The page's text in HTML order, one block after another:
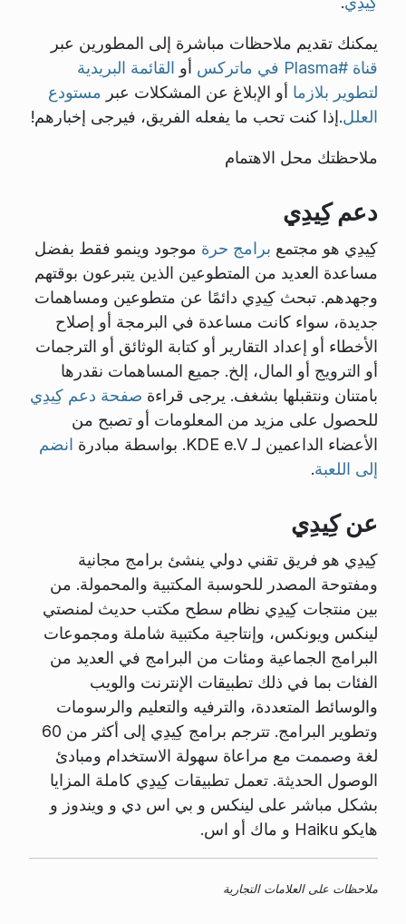
يمكنك تقديم ملاحظات مباشرة إلى المطورين عبر
قناة #Plasma في ماتركس
أو القائمة البريدية
لتطوير بلازما أو الإبلاغ عن المشكلات عبر مستودع
العلل.إذا كنت تحب ما يفعله الفريق، فيرجى إخبارهم!
ملاحظتك محل الاهتمام
دعم كِيدِي
كِيدِي هو مجتمع برامج حرة موجود وينمو فقط بفضل
مساعدة العديد من المتطوعين الذين يتبرعون بوقتهم
وجهدهم. تبحث كِيدِي دائمًا عن متطوعين ومساهمات
جديدة، سواء كانت مساعدة في البرمجة أو إصلاح
الأخطاء أو إعداد التقارير أو كتابة الوثائق أو الترجمات
أو الترويج أو المال، إلخ. جميع المساهمات نقدرها
بامتنان ونتقبلها بشغف. يرجى قراءة صفحة دعم كِيدِي
للحصول على مزيد من المعلومات أو تصبح من
الأعضاء الداعمين لـ KDE e.V. بواسطة مبادرة
انضم
إلى اللعبة.
عن كِيدِي
كِيدِي هو فريق تقني دولي ينشئ برامج مجانية
ومفتوحة المصدر للحوسبة المكتبية والمحمولة. من
بين منتجات كِيدِي نظام سطح مكتب حديث لمنصتي
لينكس ويونكس، وإنتاجية مكتبية شاملة ومجموعات
البرامج الجماعية ومئات من البرامج في العديد من
الفئات بما في ذلك تطبيقات الإنترنت والويب
والوسائط المتعددة، والترفيه والتعليم والرسومات
وتطوير البرامج. تترجم برامج كِيدِي إلى أكثر من 60
لغة وصممت مع مراعاة سهولة الاستخدام ومبادئ
الوصول الحديثة. تعمل تطبيقات كِيدِي كاملة المزايا
بشكل مباشر على لينكس و بي اس دي و ويندوز و
هايكو Haiku و ماك أو اس.
ملاحظات على العلامات التجارية